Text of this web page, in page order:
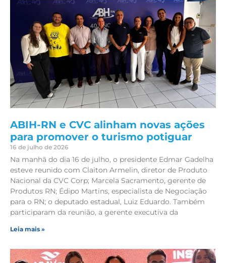
ABIH-RN e CVC alinham novas ações
para promover o turismo potiguar
16 de julho de 2026
Na manhã do dia 16 de julho, o presidente Edmar Gadelha
esteve reunido com Claiton Armelin, diretor de Produto
Nacional da CVC Corp; Marcela Sacramento, gerente de
Produtos RN; Édipo Martins, especialista de Negociação
para o RN; o deputado estadual, Luiz Eduardo. Também
participaram da reunião, a gerente executiva da
Leia mais »